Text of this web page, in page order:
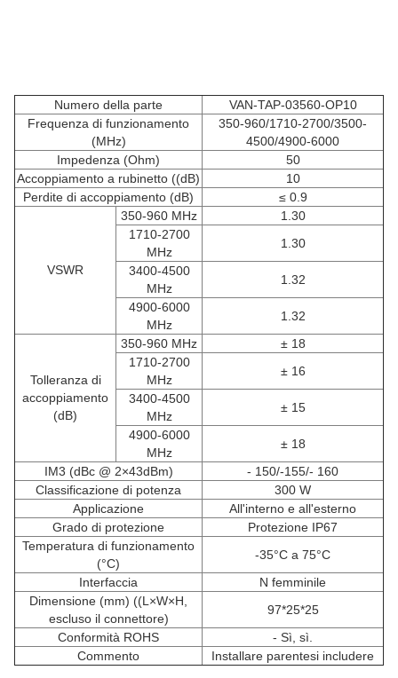
Numero della parte
VAN-TAP-03560-OP10
Frequenza di funzionamento
(MHz)
350-960/1710-2700/3500-
4500/4900-6000
Impedenza (Ohm)
50
Accoppiamento a rubinetto ((dB)
10
Perdite di accoppiamento (dB)
≤ 0.9
VSWR
350-960 MHz
1.30
1710-2700
MHz
1.30
3400-4500
MHz
1.32
4900-6000
MHz
1.32
Tolleranza di
accoppiamento
(dB)
350-960 MHz
± 18
1710-2700
MHz
± 16
3400-4500
MHz
± 15
4900-6000
MHz
± 18
IM3 (dBc @ 2×43dBm)
- 150/-155/- 160
Classificazione di potenza
300 W
Applicazione
All'interno e all'esterno
Grado di protezione
Protezione IP67
Temperatura di funzionamento
(°C)
-35°C a 75°C
Interfaccia
N femminile
Dimensione (mm) ((L×W×H,
escluso il connettore)
97*25*25
Conformità ROHS
- Sì, sì.
Commento
Installare parentesi includere